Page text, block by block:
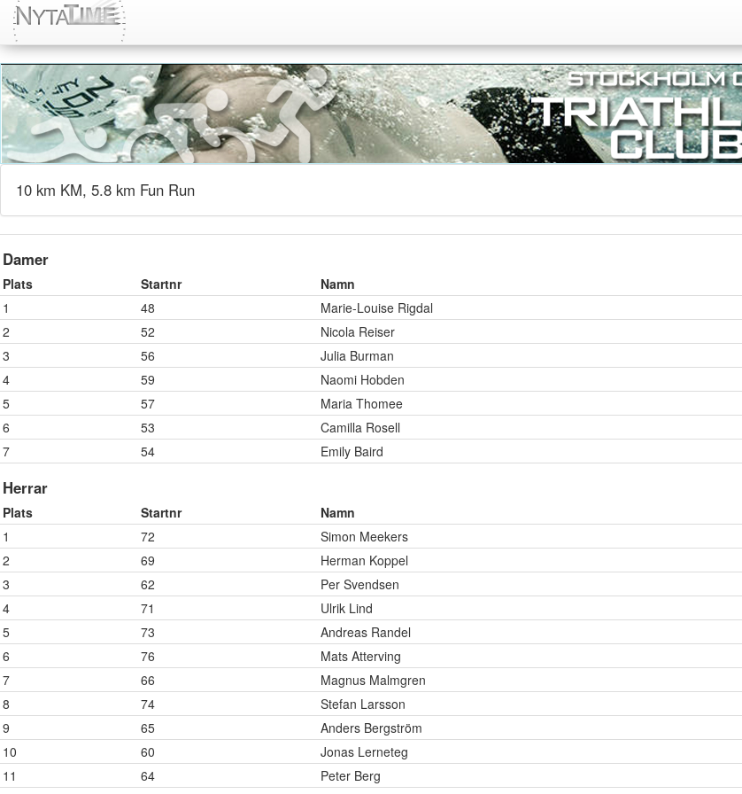
10 km KM, 5.8 km Fun Run
Damer
Plats Startnr Namn
1
48 Marie-Louise Rigdal
2
52 Nicola Reiser
3
56 Julia Burman
4
59 Naomi Hobden
5
57 Maria Thomee
6
53 Camilla Rosell
7
54 Emily Baird
Herrar
Plats Startnr Namn
1
72 Simon Meekers
2
69 Herman Koppel
3
62 Per Svendsen
4
71 Ulrik Lind
5
73 Andreas Randel
6
76 Mats Atterving
7
66 Magnus Malmgren
8
74 Stefan Larsson
9
65 Anders Bergström
10
60 Jonas Lerneteg
11
64 Peter Berg